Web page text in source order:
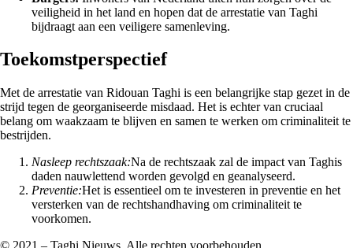
veiligheid in het land en hopen dat de arrestatie van Taghi
bijdraagt aan een veiligere samenleving.
Toekomstperspectief
Met de arrestatie van Ridouan Taghi is een belangrijke stap gezet in de
strijd tegen de georganiseerde misdaad. Het is echter van cruciaal
belang om waakzaam te blijven en samen te werken om criminaliteit te
bestrijden.
Nasleep rechtszaak:Na de rechtszaak zal de impact van Taghis
daden nauwlettend worden gevolgd en geanalyseerd.
Preventie:Het is essentieel om te investeren in preventie en het
versterken van de rechtshandhaving om criminaliteit te
voorkomen.